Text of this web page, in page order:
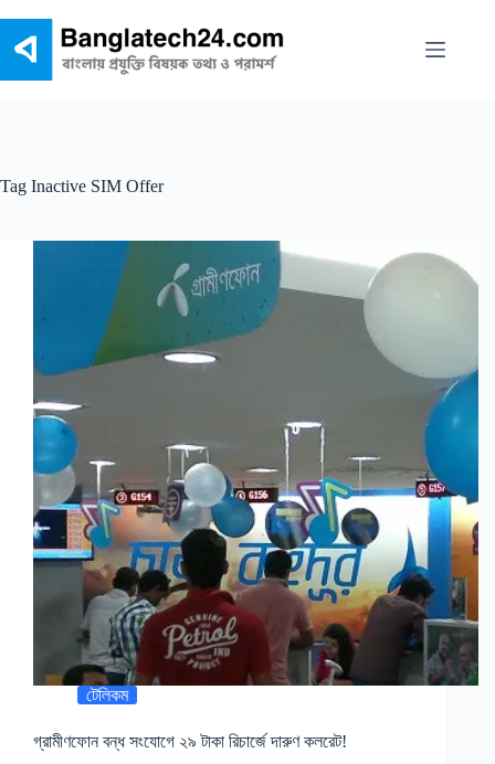
content
Tag Inactive SIM Offer
টেলিকম
গ্রামীণফোন বন্ধ সংযোগে ২৯ টাকা রিচার্জে দারুণ কলরেট!